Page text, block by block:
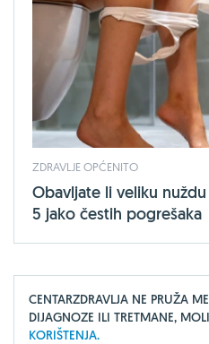
ZDRAVLJE OPĆENITO
Obavljate li veliku
5 jako čestih pogrešaka
CENTARZDRAVLJA NE PRUŽA
DIJAGNOZE ILI TRETMANE,
KORIŠTENJA.